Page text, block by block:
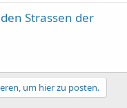
Strassen der
um hier zu posten.